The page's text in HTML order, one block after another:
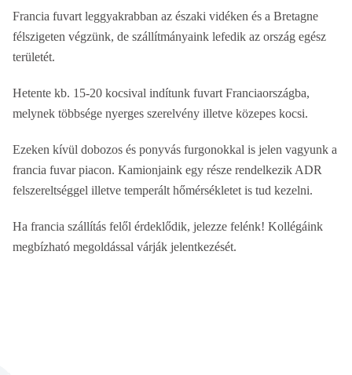
Francia fuvart leggyakrabban az északi vidéken és a Bretagne
félszigeten végzünk, de szállítmányaink lefedik az ország egész
területét.
Hetente kb. 15-20 kocsival indítunk fuvart Franciaországba,
melynek többsége nyerges szerelvény illetve közepes kocsi.
Ezeken kívül dobozos és ponyvás furgonokkal is jelen vagyunk a
francia fuvar piacon. Kamionjaink egy része rendelkezik ADR
felszereltséggel illetve temperált hőmérsékletet is tud kezelni.
Ha francia szállítás felől érdeklődik, jelezze felénk! Kollégáink
megbízható megoldással várják jelentkezését.